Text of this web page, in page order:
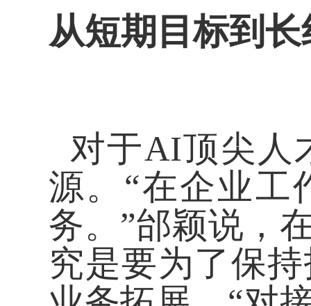
从短期目标到
对于AI顶尖人
源。“在企业工
务。”邰颖说，
究是要为了保